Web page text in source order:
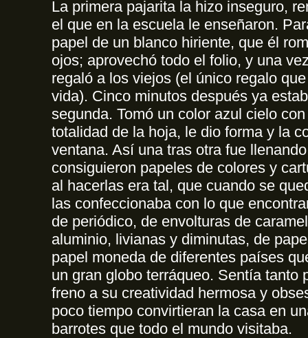
La primera pajarita la hizo inseguro,
el que en la escuela le enseñaron.
papel de un blanco hiriente, que él
ojos; aprovechó todo el folio, y una
regaló a los viejos (el único regalo
vida). Cinco minutos después ya
segunda. Tomó un color azul cielo
totalidad de la hoja, le dio forma y la
ventana. Así una tras otra fue
consiguieron papeles de colores y
al hacerlas era tal, que cuando se
las confeccionaba con lo que
de periódico, de envolturas de
aluminio, livianas y diminutas, de
papel moneda de diferentes países
un gran globo terráqueo. Sentía tanto
freno a su creatividad hermosa y
poco tiempo convirtieran la casa en
barrotes que todo el mundo visitaba.